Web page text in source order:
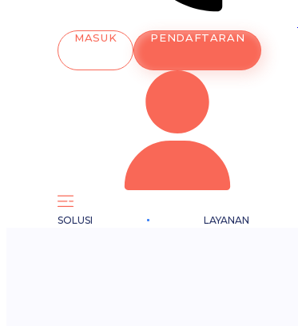
MASUK PENDAFTARAN
SOLUSI LAYANAN